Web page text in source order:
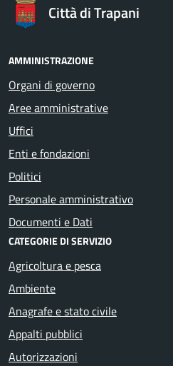
Città di Trapani
AMMINISTRAZIONE
Organi di governo
Aree amministrative
Uffici
Enti e fondazioni
Politici
Personale amministrativo
Documenti e Dati
CATEGORIE DI SERVIZIO
Agricoltura e pesca
Ambiente
Anagrafe e stato civile
Appalti pubblici
Autorizzazioni